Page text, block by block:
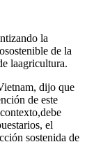
la
de la
laagricultura.
dijo que
de este
el
sostenida de